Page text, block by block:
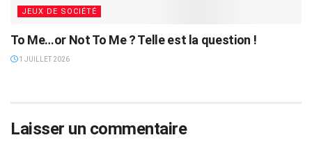
JEUX DE SOCIÉTÉ
To Me…or Not To Me ? Telle est la question !
1 JUILLET 2026
Laisser un commentaire